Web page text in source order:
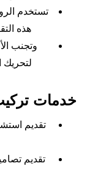
تستخدم
هذه
وتجنب
لتحريك
خدمات
تقديم
تقديم